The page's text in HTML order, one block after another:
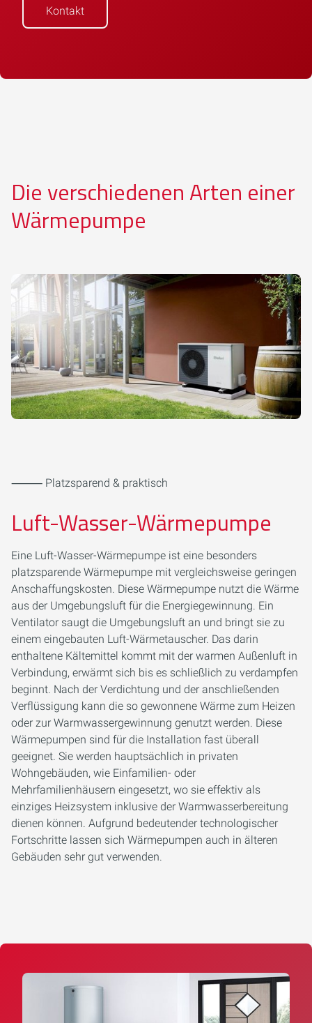
Kontakt
Die verschiedenen Arten einer
Wärmepumpe
⸻ Platzsparend & praktisch
Luft-Wasser-Wärmepumpe
Eine Luft-Wasser-Wärmepumpe ist eine besonders
platzsparende Wärmepumpe mit vergleichsweise geringen
Anschaffungskosten. Diese Wärmepumpe nutzt die Wärme
aus der Umgebungsluft für die Energiegewinnung. Ein
Ventilator saugt die Umgebungsluft an und bringt sie zu
einem eingebauten Luft-Wärmetauscher. Das darin
enthaltene Kältemittel kommt mit der warmen Außenluft in
Verbindung, erwärmt sich bis es schließlich zu verdampfen
beginnt. Nach der Verdichtung und der anschließenden
Verflüssigung kann die so gewonnene Wärme zum Heizen
oder zur Warmwassergewinnung genutzt werden. Diese
Wärmepumpen sind für die Installation fast überall
geeignet. Sie werden hauptsächlich in privaten
Wohngebäuden, wie Einfamilien- oder
Mehrfamilienhäusern eingesetzt, wo sie effektiv als
einziges Heizsystem inklusive der Warmwasserbereitung
dienen können. Aufgrund bedeutender technologischer
Fortschritte lassen sich Wärmepumpen auch in älteren
Gebäuden sehr gut verwenden.